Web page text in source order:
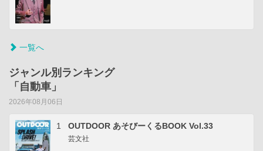
一覧へ
ジャンル別ランキング
「自動車」
2026年08月06日
1 OUTDOOR あそびーくるBOOK Vol.33
芸文社